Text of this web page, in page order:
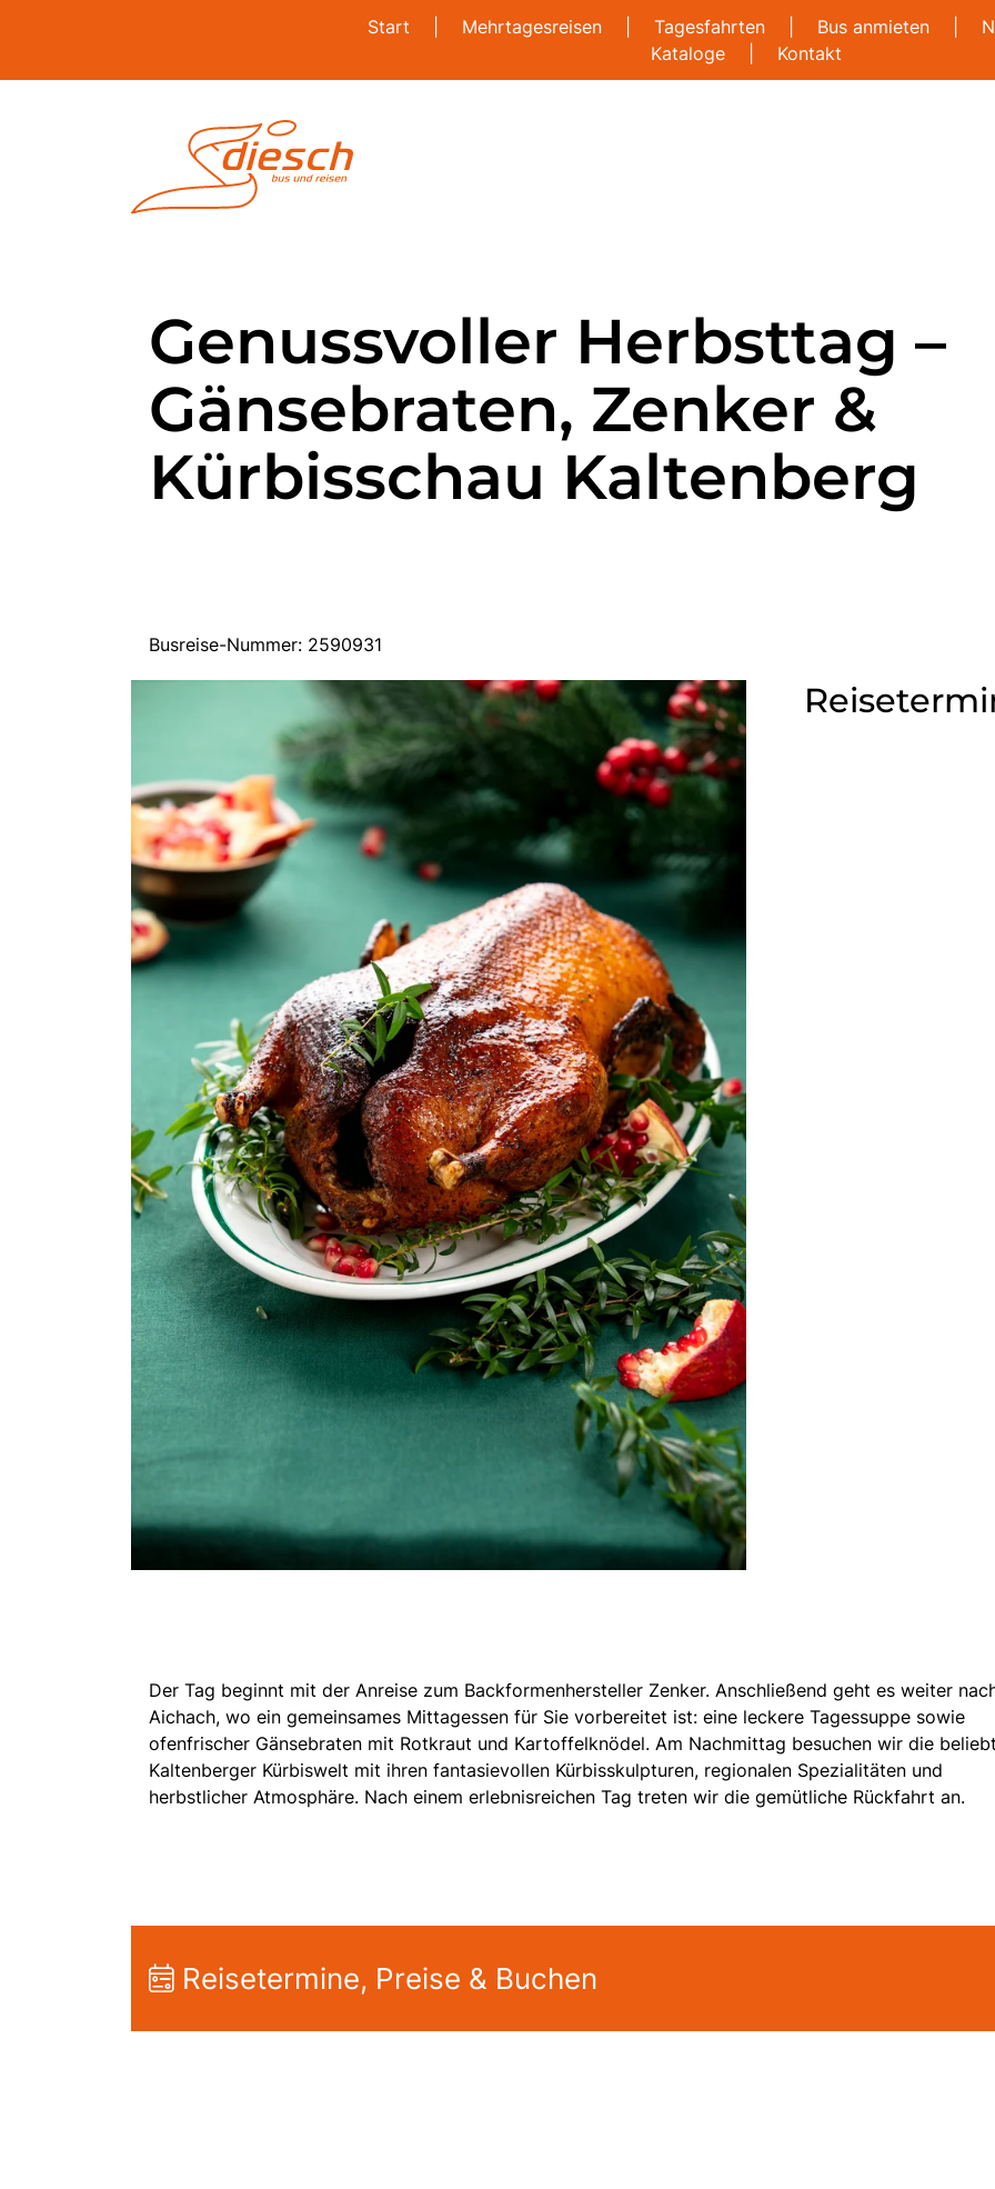
Start Mehrtagesreisen Tagesfahrten Bus anmieten
Kataloge
Kontakt
Genussvoller Herbsttag –
Gänsebraten, Zenker &
Kürbisschau Kaltenberg
Busreise-Nummer: 2590931
Der Tag beginnt mit der Anreise zum Backformenhersteller Zenker. Anschließend geht es weiter
Aichach, wo ein gemeinsames Mittagessen für Sie vorbereitet ist: eine leckere Tagessuppe sowie
ofenfrischer Gänsebraten mit Rotkraut und Kartoffelknödel. Am Nachmittag besuchen wir die
Kaltenberger Kürbiswelt mit ihren fantasievollen Kürbisskulpturen, regionalen Spezialitäten und
herbstlicher Atmosphäre. Nach einem erlebnisreichen Tag treten wir die gemütliche Rückfahrt an.
Reisetermine, Preise & Buchen